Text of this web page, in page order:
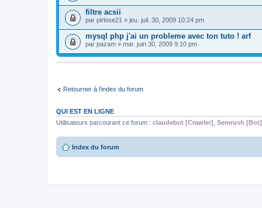
filtre acsii
par pirlose21 » jeu. juil. 30, 2009 10:24 pm
mysql php j'ai un probleme avec ton tuto ! arf
par pazam » mar. juin 30, 2009 9:10 pm
Retourner à l’index du forum
QUI EST EN LIGNE
Utilisateurs parcourant ce forum : claudebot [Crawler] Semrush [Bot]
Index du forum